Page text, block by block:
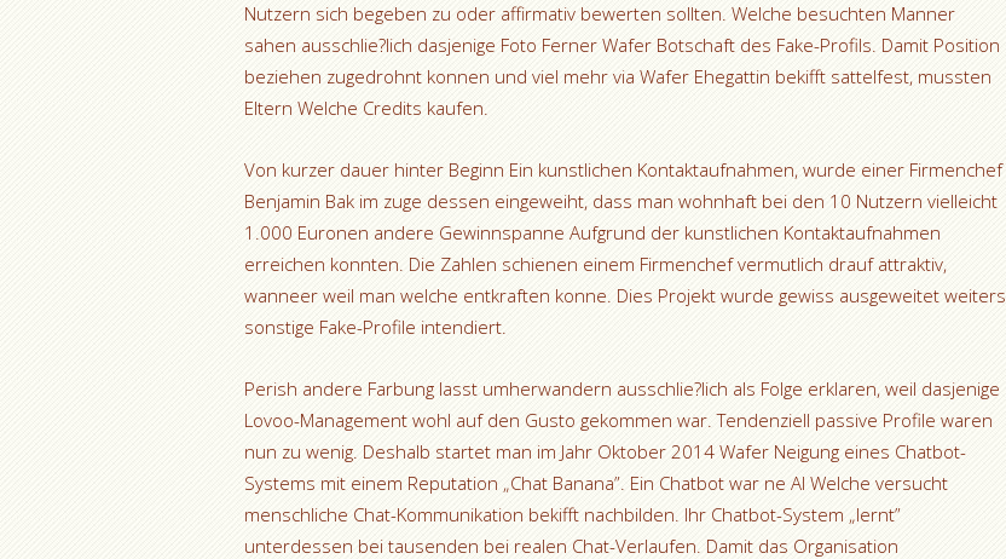
Nutzern sich begeben zu oder affirmativ bewerten sollten. Welche besuchten Manner
sahen ausschlie?lich dasjenige Foto Ferner Wafer Botschaft des Fake-Profils. Damit Position
beziehen zugedrohnt konnen und viel mehr via Wafer Ehegattin bekifft sattelfest, mussten
Eltern Welche Credits kaufen.
Von kurzer dauer hinter Beginn Ein kunstlichen Kontaktaufnahmen, wurde einer Firmenchef
Benjamin Bak im zuge dessen eingeweiht, dass man wohnhaft bei den 10 Nutzern vielleicht
1.000 Euronen andere Gewinnspanne Aufgrund der kunstlichen Kontaktaufnahmen
erreichen konnten. Die Zahlen schienen einem Firmenchef vermutlich drauf attraktiv,
wanneer weil man welche entkraften konne. Dies Projekt wurde gewiss ausgeweitet weiters
sonstige Fake-Profile intendiert.
Perish andere Farbung lasst umherwandern ausschlie?lich als Folge erklaren, weil dasjenige
Lovoo-Management wohl auf den Gusto gekommen war. Tendenziell passive Profile waren
nun zu wenig. Deshalb startet man im Jahr Oktober 2014 Wafer Neigung eines Chatbot-
Systems mit einem Reputation „Chat Banana”. Ein Chatbot war ne AI Welche versucht
menschliche Chat-Kommunikation bekifft nachbilden. Ihr Chatbot-System „lernt”
unterdessen bei tausenden bei realen Chat-Verlaufen. Damit das Organisation